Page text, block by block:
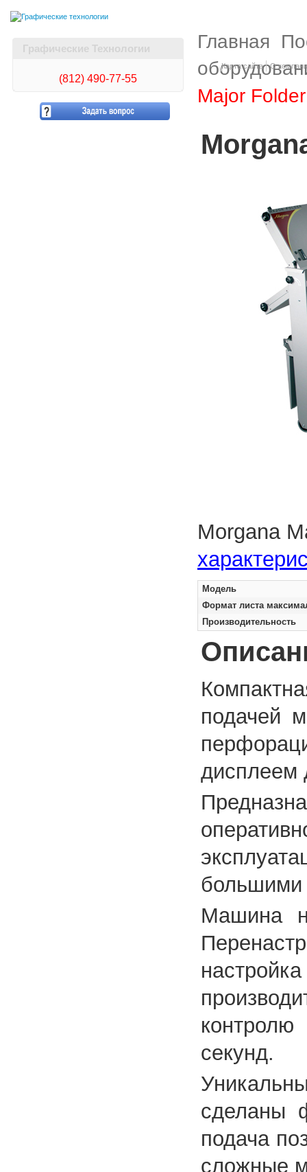
Карта сайта О
Графические Технологии
(812) 490-77-55
Главная
Major Folder
Morgana
Модель
Формат листа
Производительность
подачей
дисплеем
большими
Машина
секунд.
сделаны
подача
сложные